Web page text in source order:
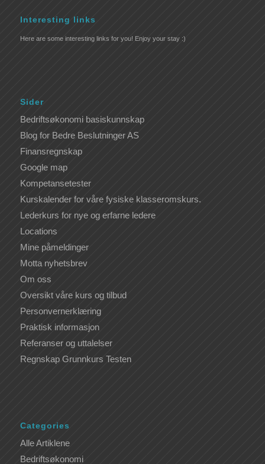
Interesting links
Here are some interesting links for you! Enjoy your stay :)
Sider
Bedriftsøkonomi basiskunnskap
Blog for Bedre Beslutninger AS
Finansregnskap
Google map
Kompetansetester
Kurskalender for våre fysiske klasseromskurs.
Lederkurs for nye og erfarne ledere
Locations
Mine påmeldinger
Motta nyhetsbrev
Om oss
Oversikt våre kurs og tilbud
Personvernerklæring
Praktisk informasjon
Referanser og uttalelser
Regnskap Grunnkurs Testen
Categories
Alle Artiklene
Bedriftsøkonomi